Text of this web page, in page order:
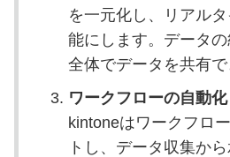
を一元化し、リアル
能にします。データ
全体でデータを共有で
ワークフローの自動化
kintoneはワークフロ
トし、データ収集か